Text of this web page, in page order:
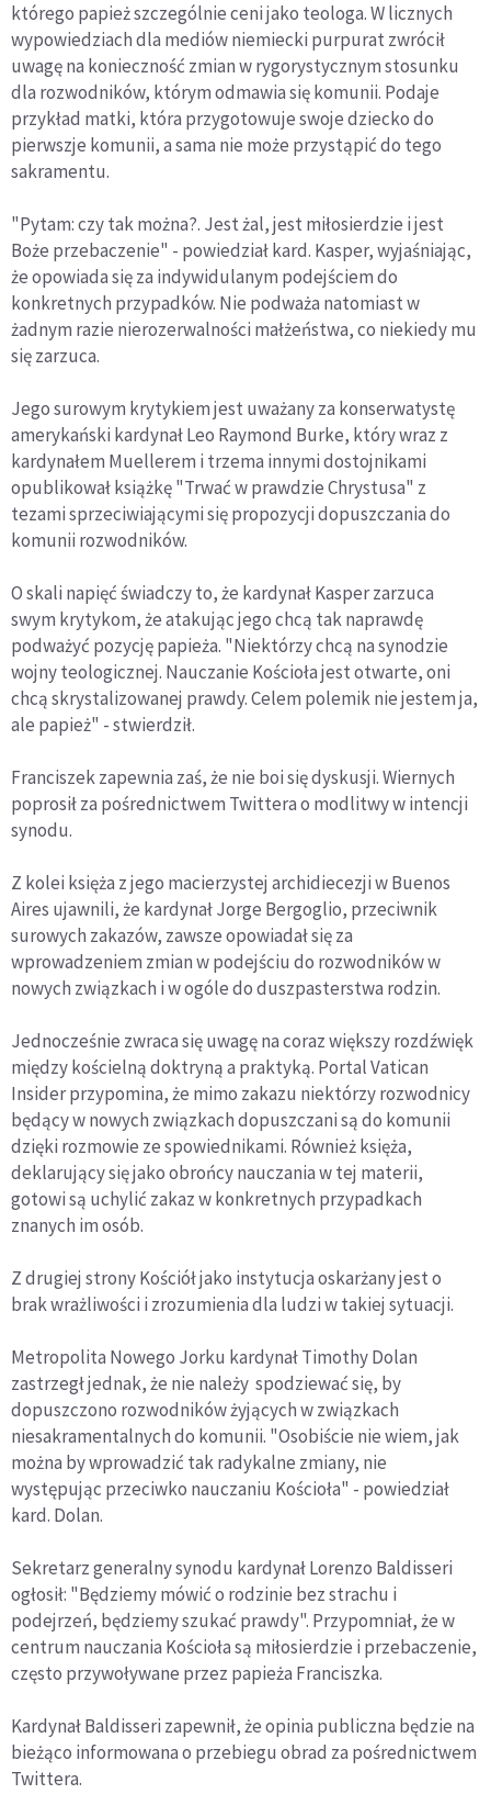
którego papież szczególnie ceni jako teologa. W licznych
wypowiedziach dla mediów niemiecki purpurat zwrócił
uwagę na konieczność zmian w rygorystycznym stosunku
dla rozwodników, którym odmawia się komunii. Podaje
przykład matki, która przygotowuje swoje dziecko do
pierwszje komunii, a sama nie może przystąpić do tego
sakramentu.
"Pytam: czy tak można?. Jest żal, jest miłosierdzie i jest
Boże przebaczenie" - powiedział kard. Kasper, wyjaśniając,
że opowiada się za indywidulanym podejściem do
konkretnych przypadków. Nie podważa natomiast w
żadnym razie nierozerwalności małżeństwa, co niekiedy mu
się zarzuca.
Jego surowym krytykiem jest uważany za konserwatystę
amerykański kardynał Leo Raymond Burke, który wraz z
kardynałem Muellerem i trzema innymi dostojnikami
opublikował książkę "Trwać w prawdzie Chrystusa" z
tezami sprzeciwiającymi się propozycji dopuszczania do
komunii rozwodników.
O skali napięć świadczy to, że kardynał Kasper zarzuca
swym krytykom, że atakując jego chcą tak naprawdę
podważyć pozycję papieża. "Niektórzy chcą na synodzie
wojny teologicznej. Nauczanie Kościoła jest otwarte, oni
chcą skrystalizowanej prawdy. Celem polemik nie jestem ja,
ale papież" - stwierdził.
Franciszek zapewnia zaś, że nie boi się dyskusji. Wiernych
poprosił za pośrednictwem Twittera o modlitwy w intencji
synodu.
Z kolei księża z jego macierzystej archidiecezji w Buenos
Aires ujawnili, że kardynał Jorge Bergoglio, przeciwnik
surowych zakazów, zawsze opowiadał się za
wprowadzeniem zmian w podejściu do rozwodników w
nowych związkach i w ogóle do duszpasterstwa rodzin.
Jednocześnie zwraca się uwagę na coraz większy rozdźwięk
między kościelną doktryną a praktyką. Portal Vatican
Insider przypomina, że mimo zakazu niektórzy rozwodnicy
będący w nowych związkach dopuszczani są do komunii
dzięki rozmowie ze spowiednikami. Również księża,
deklarujący się jako obrońcy nauczania w tej materii,
gotowi są uchylić zakaz w konkretnych przypadkach
znanych im osób.
Z drugiej strony Kościół jako instytucja oskarżany jest o
brak wrażliwości i zrozumienia dla ludzi w takiej sytuacji.
Metropolita Nowego Jorku kardynał Timothy Dolan
zastrzegł jednak, że nie należy spodziewać się, by
dopuszczono rozwodników żyjących w związkach
niesakramentalnych do komunii. "Osobiście nie wiem, jak
można by wprowadzić tak radykalne zmiany, nie
występując przeciwko nauczaniu Kościoła" - powiedział
kard. Dolan.
Sekretarz generalny synodu kardynał Lorenzo Baldisseri
ogłosił: "Będziemy mówić o rodzinie bez strachu i
podejrzeń, będziemy szukać prawdy". Przypomniał, że w
centrum nauczania Kościoła są miłosierdzie i przebaczenie,
często przywoływane przez papieża Franciszka.
Kardynał Baldisseri zapewnił, że opinia publiczna będzie na
bieżąco informowana o przebiegu obrad za pośrednictwem
Twittera.